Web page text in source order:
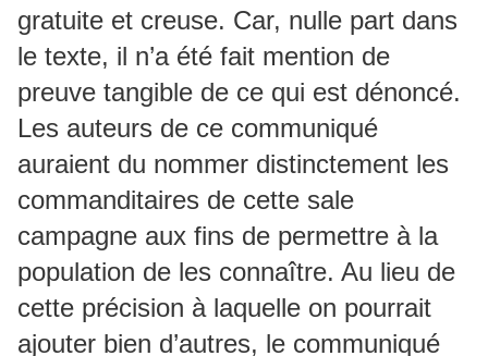
gratuite et creuse. Car, nulle part dans
le texte, il n’a été fait mention de
preuve tangible de ce qui est dénoncé.
Les auteurs de ce communiqué
auraient du nommer distinctement les
commanditaires de cette sale
campagne aux fins de permettre à la
population de les connaître. Au lieu de
cette précision à laquelle on pourrait
ajouter bien d’autres, le communiqué